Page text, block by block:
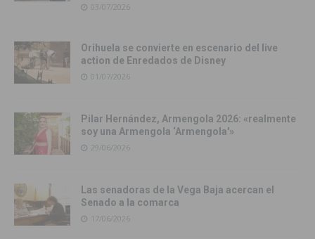
03/07/2026
Orihuela se convierte en escenario del live
action de Enredados de Disney
01/07/2026
Pilar Hernández, Armengola 2026: «realmente
soy una Armengola ‘Armengola'»
29/06/2026
Las senadoras de la Vega Baja acercan el
Senado a la comarca
17/06/2026